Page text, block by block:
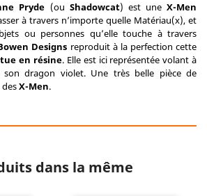
Pryde (ou Shadowcat) est une X-Men
à travers n’importe quelle Matériau(x), et
ou personnes qu’elle touche à travers
Designs reproduit à la perfection cette
en résine. Elle est ici représentée volant à
son dragon violet. Une très belle pièce de
X-Men.
dans la même